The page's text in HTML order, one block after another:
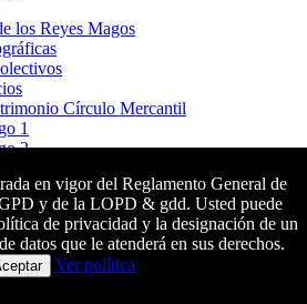
los Reyes Magos
Círculo Mercantil
1
2
Anteriores
principales
en vigor del Reglamento General de
y de la LOPD & gdd. Usted puede
de privacidad y la designación de un
datos que le atenderá en sus derechos.
Ver política